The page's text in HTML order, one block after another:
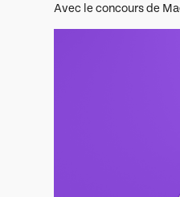
Avec le concours de